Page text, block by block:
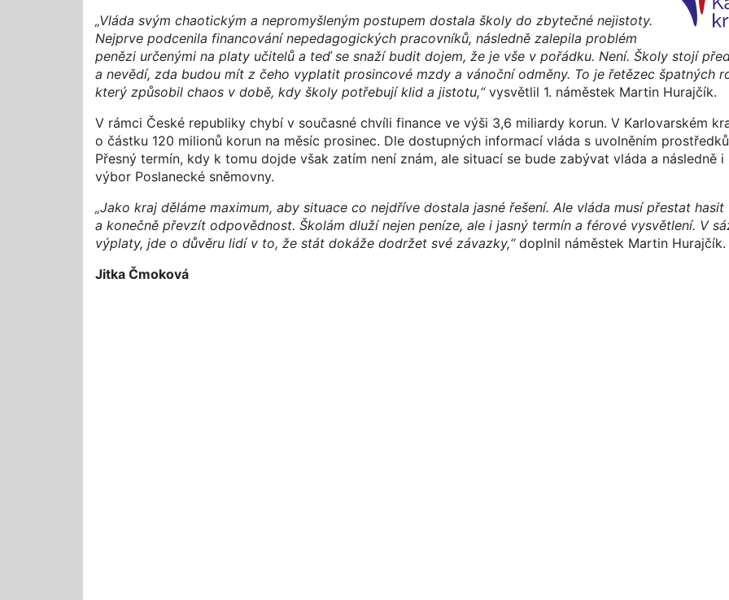
„Vláda svým chaotickým a nepromyšleným postupem dostala školy do zbytečné nejistoty.
Nejprve podcenila financování nepedagogických pracovníků, následně zalepila problém
penězi určenými na platy učitelů a teď se snaží budit dojem, že je vše v pořádku. Není. Školy stojí
a nevědí, zda budou mít z čeho vyplatit prosincové mzdy a vánoční odměny. To je řetězec špatných
který způsobil chaos v době, kdy školy potřebují klid a jistotu,“vysvětlil 1. náměstek Martin Hurajčík.
V rámci České republiky chybí v současné chvíli finance ve výši 3,6 miliardy korun. V Karlovarském
o částku 120 milionů korun na měsíc prosinec. Dle dostupných informací vláda s uvolněním
Přesný termín, kdy k tomu dojde však zatím není znám, ale situací se bude zabývat vláda a následně
výbor Poslanecké sněmovny.
„Jako kraj děláme maximum, aby situace co nejdříve dostala jasné řešení. Ale vláda musí přestat
a konečně převzít odpovědnost. Školám dluží nejen peníze, ale i jasný termín a férové vysvětlení. V
výplaty, jde o důvěru lidí v to, že stát dokáže dodržet své závazky,“doplnil náměstek Martin Hurajčík.
Jitka Čmoková